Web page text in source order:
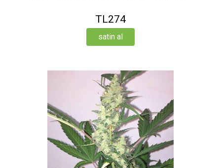
TL274
satin al